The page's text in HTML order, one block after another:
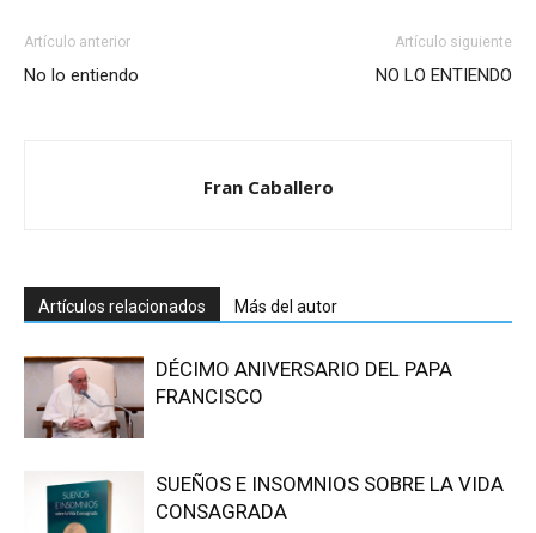
Artículo anterior
No lo entiendo
Artículo siguiente
NO LO ENTIENDO
Fran Caballero
Artículos relacionados Más del autor
DÉCIMO ANIVERSARIO DEL PAPA
FRANCISCO
SUEÑOS E INSOMNIOS SOBRE LA VIDA
CONSAGRADA